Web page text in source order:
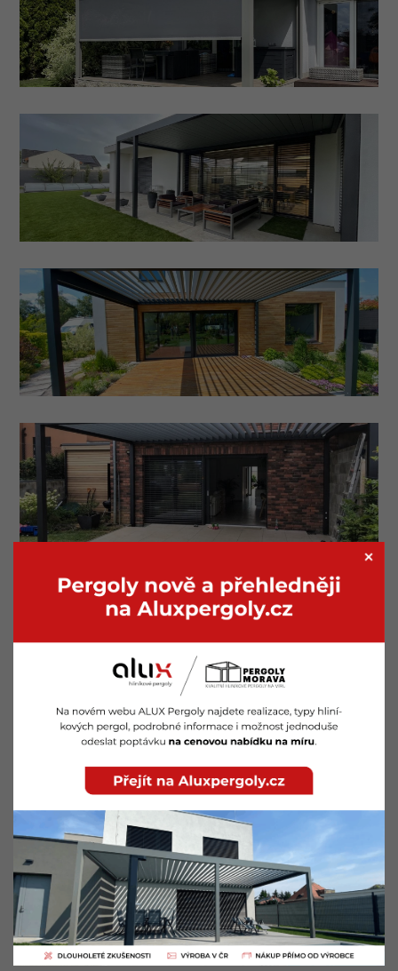
Máte dotaz? Napište nám
Dejte nám vědět, brzy se vám ozveme.
Jméno a příjmení *
E-mail *
Co pro vás můžeme udělat?